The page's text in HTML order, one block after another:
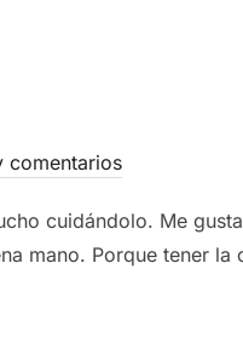
comentarios
cuidándolo. Me
mano. Porque tener la